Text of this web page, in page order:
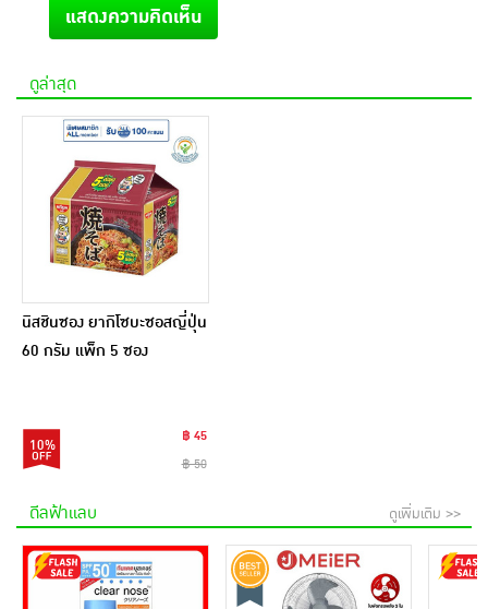
แสดงความคิดเห็น
ดูล่าสุด
นิสชินซอง ยากิโซบะซอสญี่ปุ่น
60 กรัม แพ็ก 5 ซอง
10%
฿ 45
฿ 50
ดีลฟ้าแลบ ดูเพิ่มเติม >>